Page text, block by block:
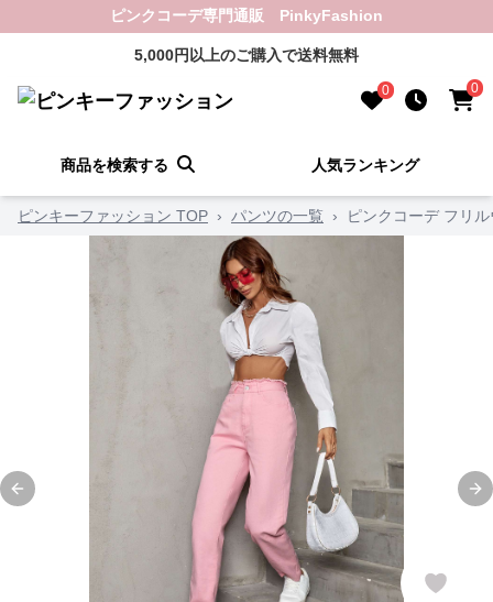
ピンクコーデ専門通販 PinkyFashion
5,000円以上のご購入で送料無料
0 0
商品を検索する 人気ランキング
ピンキーファッション TOP › パンツの一覧 › ピンクコーデ フリ
Previous slide